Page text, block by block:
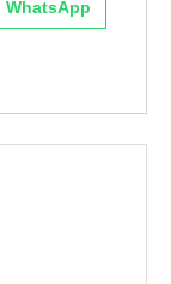
WhatsApp